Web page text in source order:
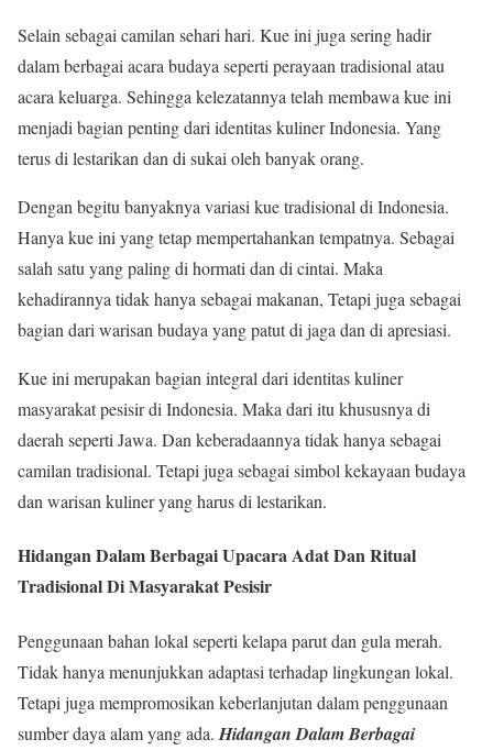
Selain sebagai camilan sehari hari. Kue ini juga sering hadir
dalam berbagai acara budaya seperti perayaan tradisional atau
acara keluarga. Sehingga kelezatannya telah membawa kue ini
menjadi bagian penting dari identitas kuliner Indonesia. Yang
terus di lestarikan dan di sukai oleh banyak orang.
Dengan begitu banyaknya variasi kue tradisional di Indonesia.
Hanya kue ini yang tetap mempertahankan tempatnya. Sebagai
salah satu yang paling di hormati dan di cintai. Maka
kehadirannya tidak hanya sebagai makanan, Tetapi juga sebagai
bagian dari warisan budaya yang patut di jaga dan di apresiasi.
Kue ini merupakan bagian integral dari identitas kuliner
masyarakat pesisir di Indonesia. Maka dari itu khususnya di
daerah seperti Jawa. Dan keberadaannya tidak hanya sebagai
camilan tradisional. Tetapi juga sebagai simbol kekayaan budaya
dan warisan kuliner yang harus di lestarikan.
Hidangan Dalam Berbagai Upacara Adat Dan Ritual
Tradisional Di Masyarakat Pesisir
Penggunaan bahan lokal seperti kelapa parut dan gula merah.
Tidak hanya menunjukkan adaptasi terhadap lingkungan lokal.
Tetapi juga mempromosikan keberlanjutan dalam penggunaan
sumber daya alam yang ada. Hidangan Dalam Berbagai